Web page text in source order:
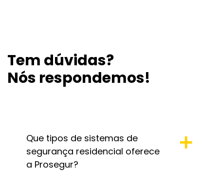
Tem dúvidas?
Nós respondemos!
Que tipos de sistemas de
segurança residencial oferece
a Prosegur?